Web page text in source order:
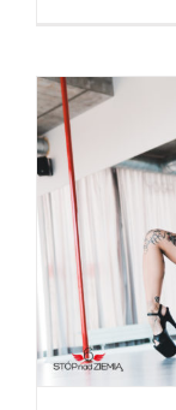
Nowość